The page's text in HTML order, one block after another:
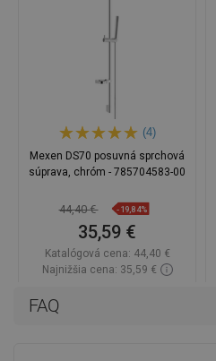
FAQ
(4)
Mexen DS70 posuvná sprchová
súprava, chróm - 785704583-00
44,40 € -19,84%
35,59 €
Katalógová cena: 44,40 €
Najnižšia cena: 35,59 €